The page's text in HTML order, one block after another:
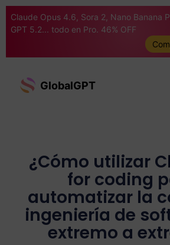
Claude Opus 4.6, Sora 2, Nano Banana
GPT 5.2... todo en Pro. 46% OFF
GlobalGPT
¿Cómo utilizar
for coding
automatizar la
ingeniería de
extremo a